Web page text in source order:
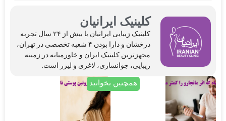
کلینیک ایرانیان
کلینیک‌ زیبایی ایرانیان با بیش از ۲۴ سال تجربه
درخشان و دارا بودن ۴ شعبه تخصصی در تهران،
مجهزترین کلینیک ایران و خاورمیانه در زمینه
زیبایی، جوانسازی، لاغری و لیزر است.
همچنین بخوانید